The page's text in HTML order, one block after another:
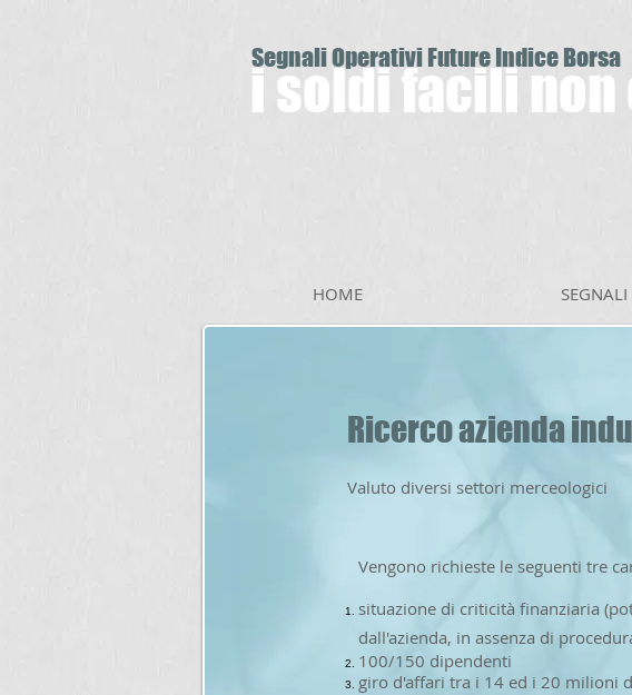
i soldi facili non
HOME
Ricerco azienda
Valuto diversi settori merceologici
Vengono ​richieste le seguenti tre
situazione di criticità finanziaria
dall'azienda, in assenza di
100/150 dipendenti
giro d'affari tra i 14 ed i 20 milioni
Segnali Operativi Future Indice Borsa